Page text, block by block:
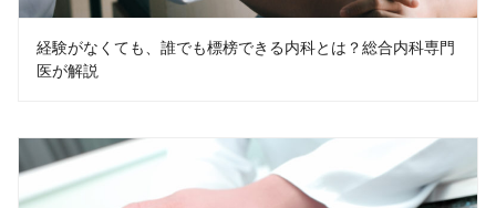
経験がなくても、誰でも標榜できる内科とは？総合内科専門
医が解説